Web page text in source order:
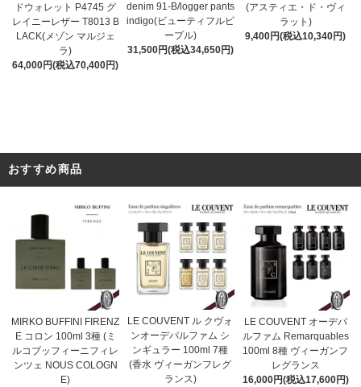
ドウォレット P4745 グ
レイニーレザー T8013 B
LACK(メゾン マルジェ
ラ)
64,000円(税込70,400円)
denim 91-B/logger pants
indigo(ビューティフルピ
ープル)
31,500円(税込34,650円)
(アスティエ・ド・ヴィ
ラット)
9,400円(税込10,340円)
おすすめ商品
MIRKO BUFFINI FIRENZ
E コロン 100ml 3種 (ミ
ルコブッフィーニフィレ
ンツェ NOUS COLOGN
E)
LE COUVENT ル クヴォ
ンオーデパルファム シ
ンギュラー 100ml 7種
(香水 ヴィーガンフレグ
ランス)
LE COUVENT オーデパ
ルファム Remarquables
100ml 8種 ヴィーガンフ
レグランス
16,000円(税込17,600円)